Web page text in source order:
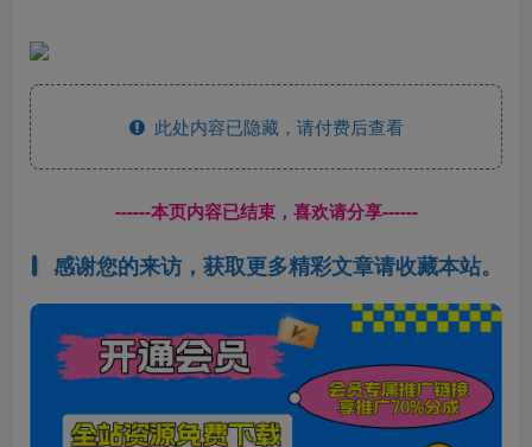
此处内容已隐藏，请付费后查看
------本页内容已结束，喜欢请分享------
感谢您的来访，获取更多精彩文章请收藏本站。